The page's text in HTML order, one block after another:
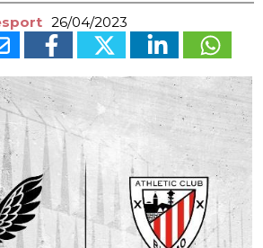
26/04/2023